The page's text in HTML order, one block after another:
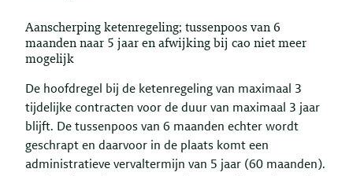
Aanscherping ketenregeling; tussenpoos van 6
maanden naar 5 jaar en afwijking bij cao niet meer
mogelijk
De hoofdregel bij de ketenregeling van maximaal 3
tijdelijke contracten voor de duur van maximaal 3 jaar
blijft. De tussenpoos van 6 maanden echter wordt
geschrapt en daarvoor in de plaats komt een
administratieve vervaltermijn van 5 jaar (60 maanden).